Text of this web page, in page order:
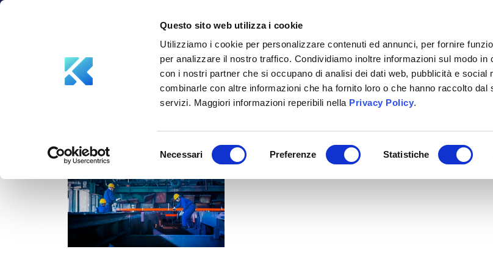
Questo sito web utilizza i cookie
Utilizziamo i cookie per personalizzare contenuti ed annunci, per fornire
per analizzare il nostro traffico. Condividiamo inoltre informazioni sul modo in
con i nostri partner che si occupano di analisi dei dati web, pubblicità e social
combinarle con altre informazioni che ha fornito loro o che hanno raccolto dal
servizi. Maggiori informazioni reperibili nella Privacy Policy.
Necessari Preferenze Statistiche
CHI SIAMO SERVIZI BITRIX24